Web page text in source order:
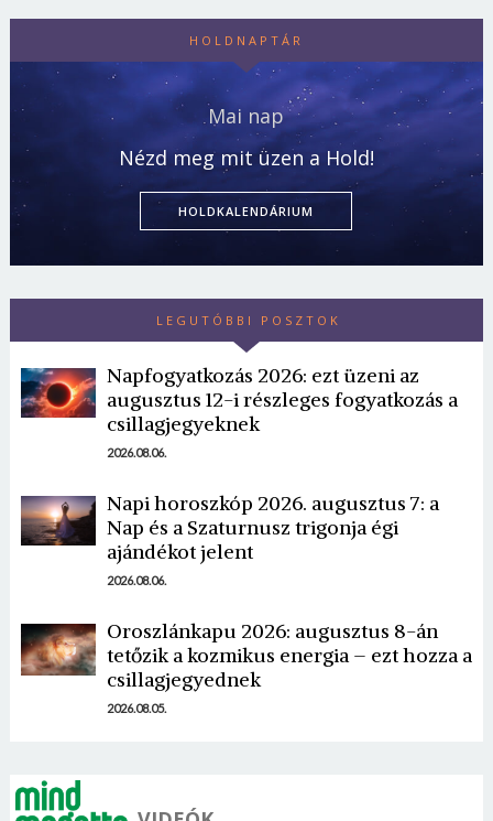
HOLDNAPTÁR
Mai nap
Nézd meg mit üzen a Hold!
HOLDKALENDÁRIUM
LEGUTÓBBI POSZTOK
Napfogyatkozás 2026: ezt üzeni az
augusztus 12-i részleges fogyatkozás a
csillagjegyeknek
2026.08.06.
Napi horoszkóp 2026. augusztus 7: a
Nap és a Szaturnusz trigonja égi
ajándékot jelent
2026.08.06.
Oroszlánkapu 2026: augusztus 8-án
tetőzik a kozmikus energia – ezt hozza a
csillagjegyednek
2026.08.05.